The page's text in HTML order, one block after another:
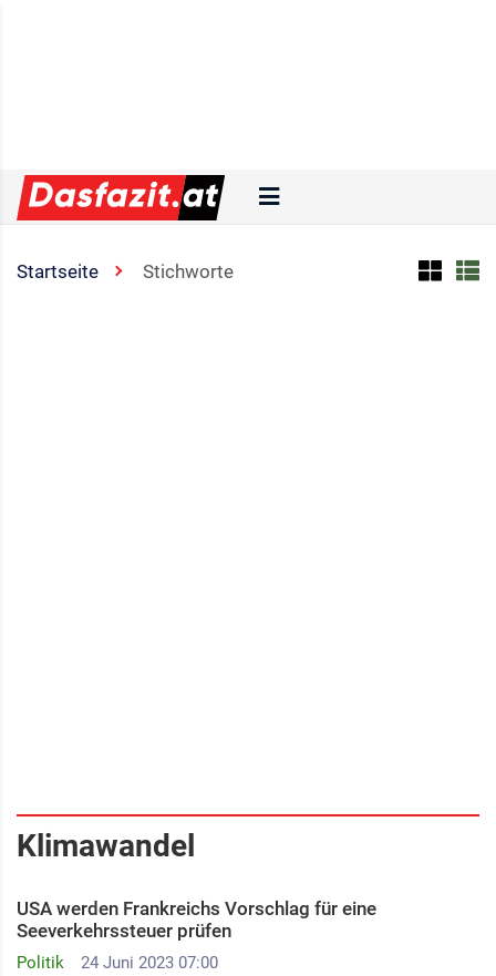
Startseite Stichworte
Klimawandel
Politik 24 Juni 2023 07:00
USA werden Frankreichs Vorschlag für eine
Seeverkehrssteuer prüfen